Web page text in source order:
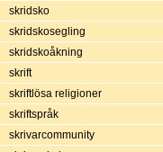
skridsko
skridskosegling
skridskoåkning
skrift
skriftlösa religioner
skriftspråk
skrivarcommunity